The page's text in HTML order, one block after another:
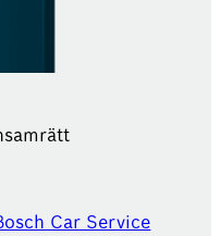
Car Service